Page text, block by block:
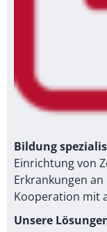
Bildung
Einrichtung von
Erkrankungen
Kooperation mit
Unsere